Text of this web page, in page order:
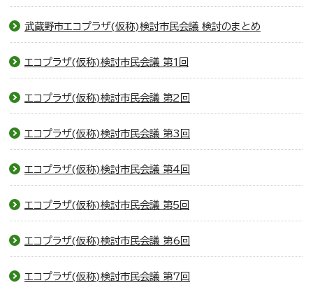
武蔵野市エコプラザ(仮称)検討市民会議 検討のまとめ
エコプラザ(仮称)検討市民会議 第1回
エコプラザ(仮称)検討市民会議 第2回
エコプラザ(仮称)検討市民会議 第3回
エコプラザ(仮称)検討市民会議 第4回
エコプラザ(仮称)検討市民会議 第5回
エコプラザ(仮称)検討市民会議 第6回
エコプラザ(仮称)検討市民会議 第7回